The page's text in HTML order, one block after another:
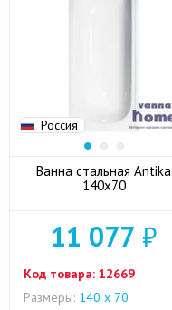
Россия
Ванна стальная Antika
140x70
11 077 ₽
Код товара: 12669
Размеры: 140 х 70